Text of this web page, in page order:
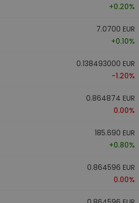
+0.20%
7.0700 EUR
+0.10%
0.138493000 EUR
-1.20%
0.864874 EUR
0.00%
185.690 EUR
+0.80%
0.864596 EUR
0.00%